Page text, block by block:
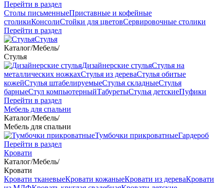
Перейти в раздел
Столы письменныеПриставные и кофейные
столикиКонсолиСтойки для цветовСервировочные столики
Перейти в раздел
Стулья
Каталог/Мебель/
Стулья
Дизайнерские стульяСтулья на
металлических ножкахСтулья из дереваСтулья обитые
кожейСтулья штабелируемыеСтулья складныеСтулья
барныеСтул компьютерныйТабуретыСтулья детскиеПуфики
Перейти в раздел
Мебель для спальни
Каталог/Мебель/
Мебель для спальни
Тумбочки прикроватныеГардероб
Перейти в раздел
Кровати
Каталог/Мебель/
Кровати
Кровати тканевыеКровати кожаныеКровати из дереваКровати